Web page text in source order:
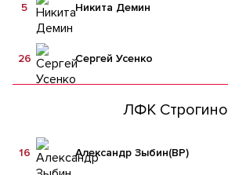
Никита Демин
5
Сергей Усенко
26
ЛФК Строгино
Александр Зыбин(ВР)
16